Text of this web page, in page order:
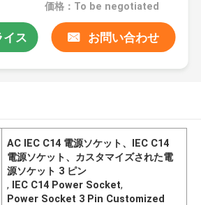
価格：To be negotiated
イス お問い合わせ
AC IEC C14 電源ソケット、IEC C14
電源ソケット、カスタマイズされた電
源ソケット 3 ピン
, IEC C14 Power Socket,
Power Socket 3 Pin Customized